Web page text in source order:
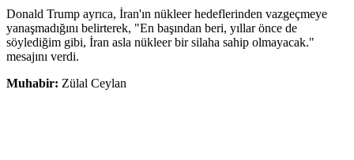
Donald Trump ayrıca, İran'ın nükleer hedeflerinden vazgeçmeye
yanaşmadığını belirterek, "En başından beri, yıllar önce de
söylediğim gibi, İran asla nükleer bir silaha sahip olmayacak."
mesajını verdi.
Muhabir: Zülal Ceylan